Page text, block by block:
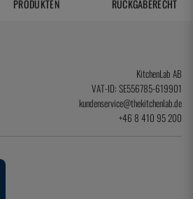
PRODUKTEN
RÜCKGABERECHT
KitchenLab AB
VAT-ID: SE556785-619901
kundenservice@thekitchenlab.de
+46 8 410 95 200